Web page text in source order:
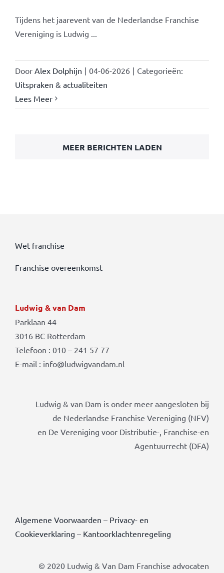
Tijdens het jaarevent van de Nederlandse Franchise
Vereniging is Ludwig ...
Door Alex Dolphijn | 04-06-2026 | Categorieën:
Uitspraken & actualiteiten
Lees Meer
MEER BERICHTEN LADEN
Wet franchise
Franchise overeenkomst
Ludwig & van Dam
Parklaan 44
3016 BC Rotterdam
Telefoon : 010 – 241 57 77
E-mail : info@ludwigvandam.nl
Ludwig & van Dam is onder meer aangesloten bij
de Nederlandse Franchise Vereniging (NFV)
en De Vereniging voor Distributie-, Franchise-en
Agentuurrecht (DFA)
Algemene Voorwaarden – Privacy- en
Cookieverklaring – Kantoorklachtenregeling
© 2020 Ludwig & Van Dam Franchise advocaten